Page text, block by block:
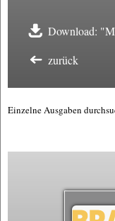
Download:
zurück
Einzelne Ausgaben